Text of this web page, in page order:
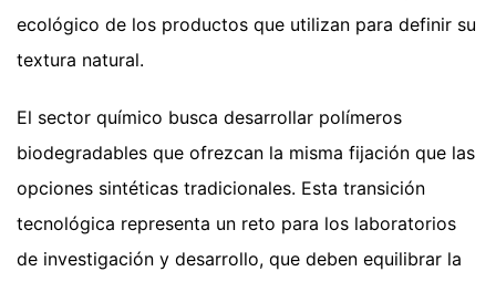
ecológico de los productos que utilizan para definir su
textura natural.
El sector químico busca desarrollar polímeros
biodegradables que ofrezcan la misma fijación que las
opciones sintéticas tradicionales. Esta transición
tecnológica representa un reto para los laboratorios
de investigación y desarrollo, que deben equilibrar la